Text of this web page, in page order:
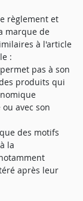
règlement et
marque de
à l'article
:
pas à son
produits qui
avec son
des motifs
la
après leur